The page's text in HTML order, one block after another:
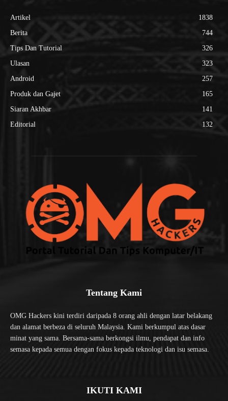
Artikel
1838
Berita
744
Tips Dan Tutorial
326
Ulasan
323
Android
257
Produk dan Gajet
165
Siaran Akhbar
141
Editorial
132
Tentang Kami
OMG Hackers kini terdiri daripada 8 orang ahli dengan latar belakang
dan alamat berbeza di seluruh Malaysia. Kami berkumpul atas dasar
minat yang sama. Bersama-sama berkongsi ilmu, pendapat dan info
semasa kepada semua dengan fokus kepada teknologi dan isu semasa.
IKUTI KAMI